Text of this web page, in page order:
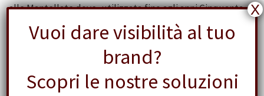
alle Mantellate dove, utilizzata fino agli anni Cinquanta,
divenne il simbolo del vecchio Carcere femminile di
Roma. Oggi la campana bronzea è ospitata alMuseo
Criminologico di Via del Gonfalone .
Vuoi dare visibilità al tuo
brand?
Scopri le nostre soluzioni
X